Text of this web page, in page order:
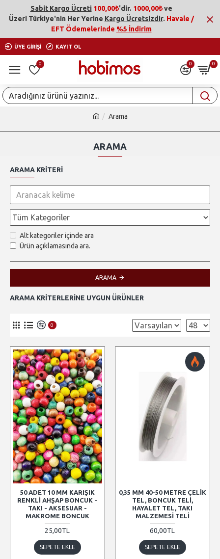
Sabit Kargo Ücreti 100,00₺'dir. 1000,00₺ve
Üzeri Türkiye'nin Her Yerine Kargo Ücretsizdir. Havale /
EFT Ödemelerinde %5 İndirim
ÜYE GIRIŞI KAYIT OL
0 0 0
Arama
ARAMA
ARAMA KRITERI
Alt kategoriler içinde ara
Ürün açıklamasında ara.
ARAMA
ARAMA KRITERLERINE UYGUN ÜRÜNLER
0
50 ADET 10 MM KARIŞIK
RENKLI AHŞAP BONCUK -
TAKI - AKSESUAR -
MAKROME BONCUK
25,00TL
SEPETE EKLE
0,35 MM 40-50 METRE ÇELIK
TEL, BONCUK TELI,
HAYALET TEL, TAKI
MALZEMESI TELI
60,00TL
SEPETE EKLE